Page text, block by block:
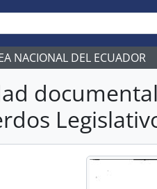
NACIONAL DEL ECUADOR
documental